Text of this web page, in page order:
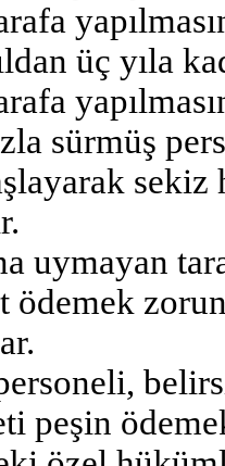
üç yıla
sürmüş
sekiz
uymayan
ödemek
peşin